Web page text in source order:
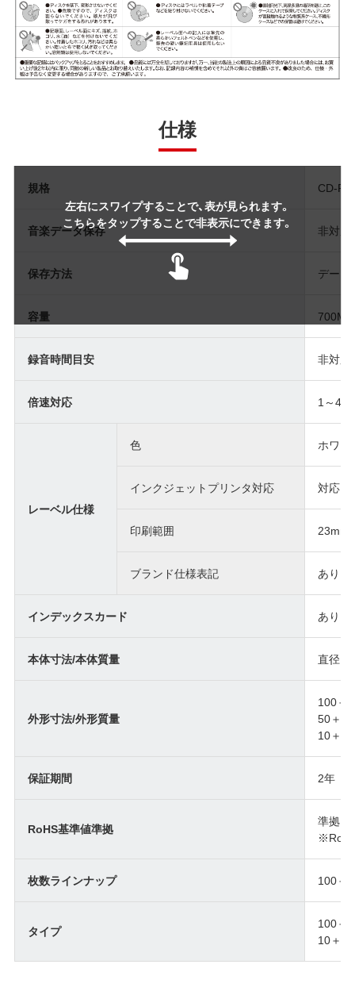
仕様
左右にスワイプすることで、表が見られます。
こちらをタップすることで非表示にできます。
規格 CD-R
音楽データ保存 非対応
保存方法 データ
容量 700MB
録音時間目安 非対応
倍速対応 1～48
レーベル仕様
色 ホワイ
インクジェットプリンタ対応 対応
印刷範囲 23mm
ブランド仕様表記 あり
インデックスカード あり（
本体寸法/本体質量 直径
外形寸法/外形質量
100＋
50＋5
10＋2
保証期間 2年
RoHS基準値準拠
準拠
枚数ラインナップ 100＋
タイプ
100＋
10＋2